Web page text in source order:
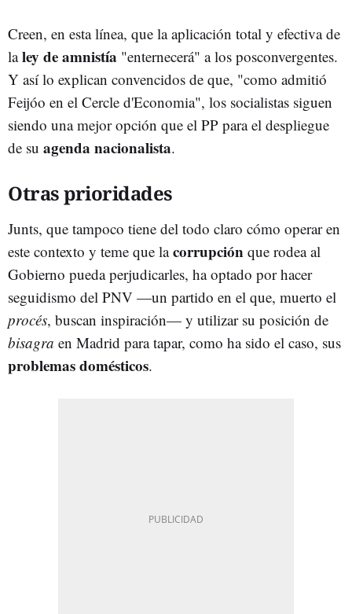
Creen, en esta línea, que la aplicación total y efectiva de
laley de amnistía "enternecerá" a los posconvergentes.
Y así lo explican convencidos de que, "como admitió
Feijóo en el Cercle d'Economia", los socialistas siguen
siendo una mejor opción que el PP para el despliegue
de su agenda nacionalista.
Otras prioridades
Junts, que tampoco tiene del todo claro cómo operar en
este contexto y teme que lacorrupción que rodea al
Gobierno pueda perjudicarles, ha optado por hacer
seguidismo del PNV —un partido en el que, muerto el
procés, buscan inspiración— y utilizar su posición de
bisagra en Madrid para tapar, como ha sido el caso, sus
problemas domésticos.